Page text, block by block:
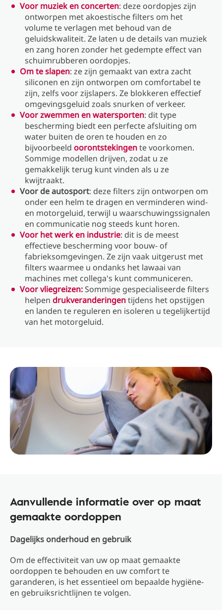
Voor muziek en concerten: deze oordopjes zijn
ontworpen met akoestische filters om het
volume te verlagen met behoud van de
geluidskwaliteit. Ze laten u de details van muziek
en zang horen zonder het gedempte effect van
schuimrubberen oordopjes.
Om te slapen: ze zijn gemaakt van extra zacht
siliconen en zijn ontworpen om comfortabel te
zijn, zelfs voor zijslapers. Ze blokkeren effectief
omgevingsgeluid zoals snurken of verkeer.
Voor zwemmen en watersporten: dit type
bescherming biedt een perfecte afsluiting om
water buiten de oren te houden en zo
bijvoorbeeld oorontstekingente voorkomen.
Sommige modellen drijven, zodat u ze
gemakkelijk terug kunt vinden als u ze
kwijtraakt.
Voor de autosport: deze filters zijn ontworpen om
onder een helm te dragen en verminderen wind-
en motorgeluid, terwijl u waarschuwingssignalen
en communicatie nog steeds kunt horen.
Voor het werk en industrie: dit is de meest
effectieve bescherming voor bouw- of
fabrieksomgevingen. Ze zijn vaak uitgerust met
filters waarmee u ondanks het lawaai van
machines met collega's kunt communiceren.
Voor vliegreizen:Sommige gespecialiseerde filters
helpen drukveranderingentijdens het opstijgen
en landen te reguleren en isoleren u tegelijkertijd
van het motorgeluid.
Aanvullende informatie over op maat
gemaakte oordoppen
Dagelijks onderhoud en gebruik
Om de effectiviteit van uw op maat gemaakte
oordoppen te behouden en uw comfort te
garanderen, is het essentieel om bepaalde hygiëne-
en gebruiksrichtlijnen te volgen.